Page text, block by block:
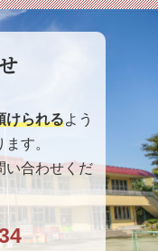
けられるよう
す。
い合わせくだ